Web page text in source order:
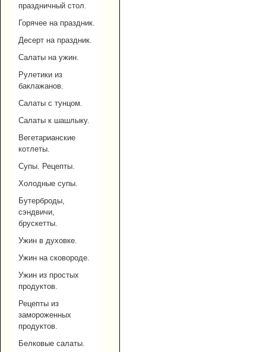
праздничный стол.
Горячее на праздник.
Десерт на праздник.
Салаты на ужин.
Рулетики из
баклажанов.
Салаты с тунцом.
Салаты к шашлыку.
Вегетарианские
котлеты.
Супы. Рецепты.
Холодные супы.
Бутерброды,
сэндвичи,
брускетты.
Ужин в духовке.
Ужин на сковороде.
Ужин из простых
продуктов.
Рецепты из
замороженных
продуктов.
Белковые салаты.